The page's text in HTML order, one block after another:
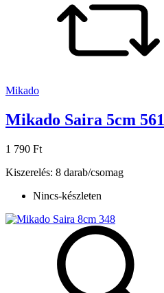
Mikado
Mikado Saira 5cm 561
1 790 Ft
Kiszerelés: 8 darab/csomag
Nincs-készleten